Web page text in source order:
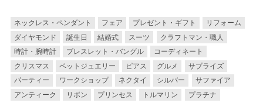
ネックレス・ペンダント フェア プレゼント・ギフト
リフォーム
ダイヤモンド
誕生日 結婚式 スーツ
クラフトマン・職人
時計・腕時計
ブレスレット・バングル
コーディネート
クリスマス
ペットジュエリー ピアス グルメ
サプライズ
パーティー
ワークショップ ネクタイ シルバー
サファイア
アンティーク
リボン プリンセス トルマリン
プラチナ